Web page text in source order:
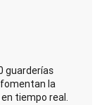
guarderías
fomentan la
tiempo real.